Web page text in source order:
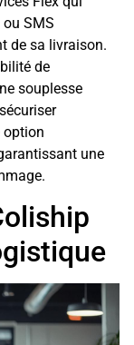
SMS
de sa livraison.
de
souplesse
option
une